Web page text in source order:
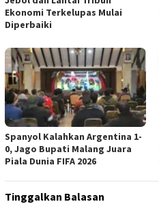
Ekonomi Terkelupas Mulai
Diperbaiki
Spanyol Kalahkan Argentina 1-
0, Jago Bupati Malang Juara
Piala Dunia FIFA 2026
Tinggalkan Balasan